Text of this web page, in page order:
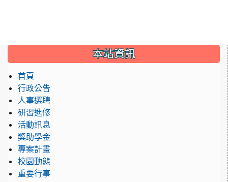
::: 本站資訊
首頁
行政公告
人事選聘
研習進修
活動訊息
獎助學金
專案計畫
校園動態
重要行事